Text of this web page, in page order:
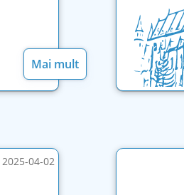
Mai mult
2025-04-02